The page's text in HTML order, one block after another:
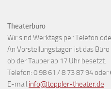
Theaterbüro
Wir sind Werktags per Telefon
An Vorstellungstagen ist das
ob der Tauber ab 17 Uhr besetzt.
Telefon: 0 98 61 / 8 73 87 94 oder
E-mail:info@toppler-theater.de